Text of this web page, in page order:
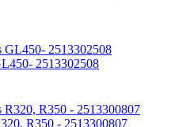
2513302508
R350 - 2513300807